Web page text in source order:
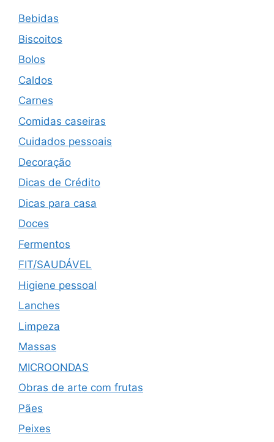
Bebidas
Biscoitos
Bolos
Caldos
Carnes
Comidas caseiras
Cuidados pessoais
Decoração
Dicas de Crédito
Dicas para casa
Doces
Fermentos
FIT/SAUDÁVEL
Higiene pessoal
Lanches
Limpeza
Massas
MICROONDAS
Obras de arte com frutas
Pães
Peixes